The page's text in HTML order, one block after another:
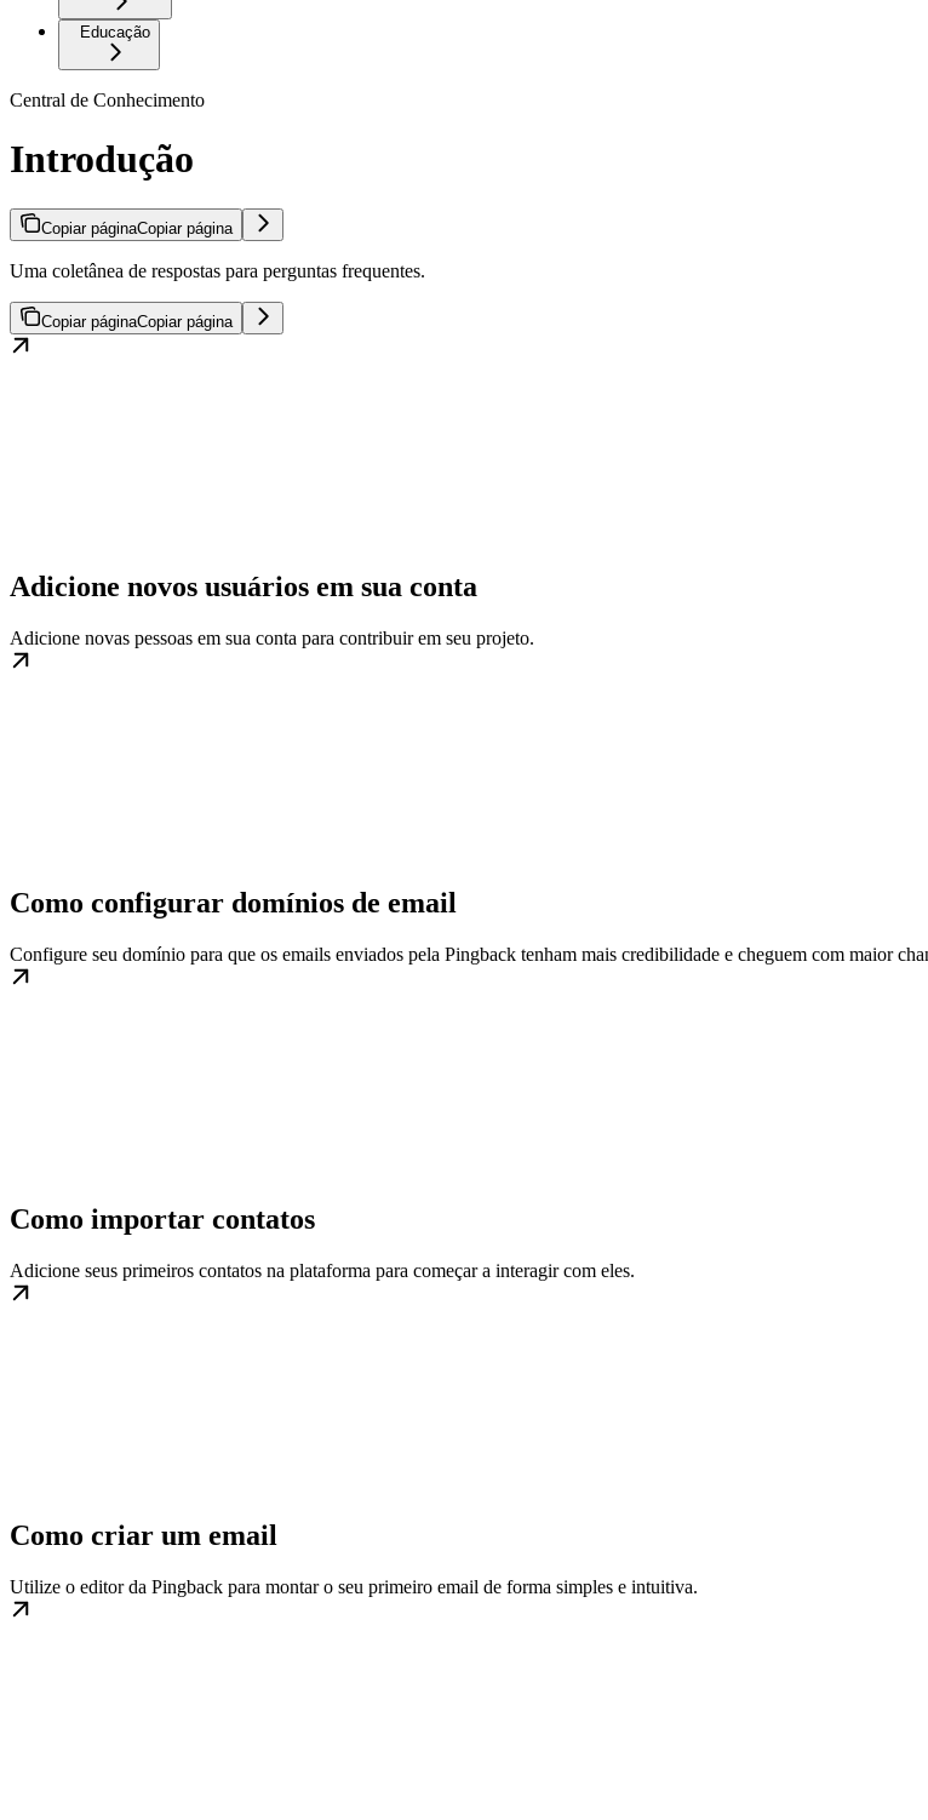
Educação
Central de Conhecimento
Introdução
Copiar páginaCopiar página
Uma coletânea de respostas para perguntas frequentes.
Copiar páginaCopiar página
Adicione novos usuários em sua conta
Adicione novas pessoas em sua conta para contribuir em seu projeto.
Como configurar domínios de email
Configure seu domínio para que os emails enviados pela Pingback tenham mais credibilidade e cheguem com maior
Como importar contatos
Adicione seus primeiros contatos na plataforma para começar a interagir com eles.
Como criar um email
Utilize o editor da Pingback para montar o seu primeiro email de forma simples e intuitiva.